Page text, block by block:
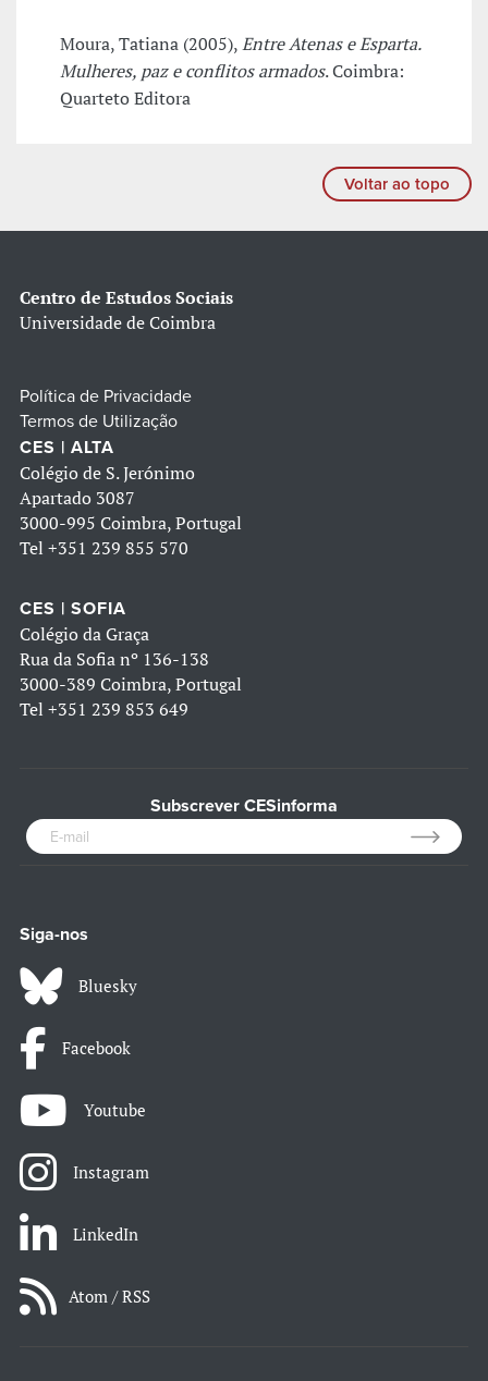
Moura, Tatiana (2005),Entre Atenas e Esparta.
Mulheres, paz e conflitos armados. Coimbra:
Quarteto Editora
Voltar ao topo
Centro de Estudos Sociais
Universidade de Coimbra
Política de Privacidade
Termos de Utilização
CES | ALTA
Colégio de S. Jerónimo
Apartado 3087
3000-995 Coimbra, Portugal
Tel +351 239 855 570
CES | SOFIA
Colégio da Graça
Rua da Sofia nº 136-138
3000-389 Coimbra, Portugal
Tel +351 239 853 649
Subscrever CESinforma
Siga-nos
Bluesky
Facebook
Youtube
Instagram
LinkedIn
Atom / RSS